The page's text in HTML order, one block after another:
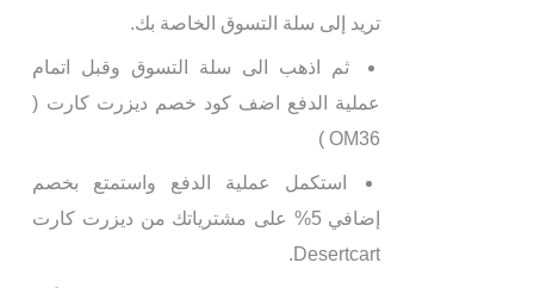
تريد إلى سلة التسوق الخاصة بك.
ثم اذهب الى سلة التسوق وقبل اتمام
عملية الدفع اضف كود خصم ديزرت كارت (
OM36 )
استكمل عملية الدفع واستمتع بخصم
إضافي 5% على مشترياتك من ديزرت كارت
Desertcart.